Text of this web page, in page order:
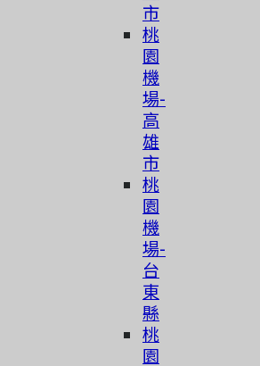
市
桃
園
機
場-
高
雄
市
桃
園
機
場-
台
東
縣
桃
園